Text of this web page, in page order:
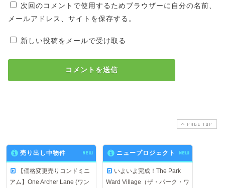
次回のコメントで使用するためブラウザーに自分の名前、
メールアドレス、サイトを保存する。
新しい投稿をメールで受け取る
PAGE TOP
売り出し中物件 NEW
【価格変更売りコンドミニ
アム】One Archer Lane (ワン
ニュープロジェクト NEW
いよいよ完成！The Park
Ward Village（ザ・パーク・ワ